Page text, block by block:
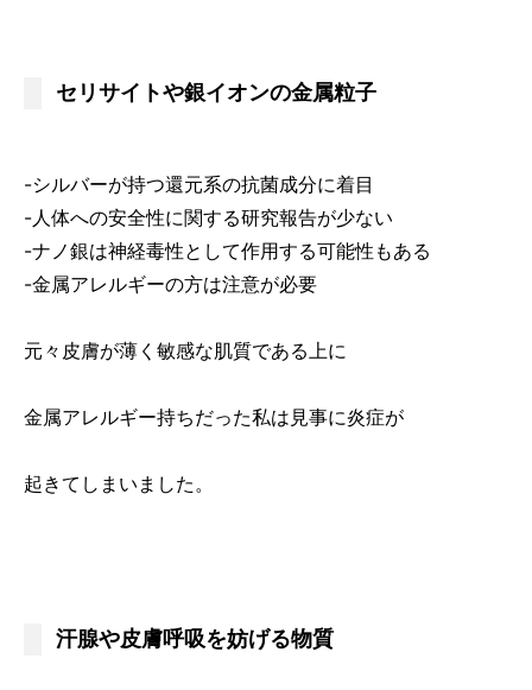
セリサイトや銀イオンの金属粒子
-シルバーが持つ還元系の抗菌成分に着目
-人体への安全性に関する研究報告が少ない
-ナノ銀は神経毒性として作用する可能性もある
-金属アレルギーの方は注意が必要
元々皮膚が薄く敏感な肌質である上に
金属アレルギー持ちだった私は見事に炎症が
起きてしまいました。
汗腺や皮膚呼吸を妨げる物質